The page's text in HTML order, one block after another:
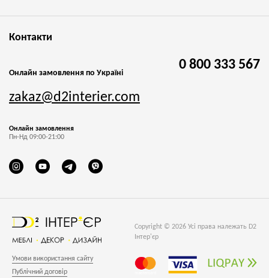
Copyright © 2026 Усі права належать D2
Інтер'єр
Умови використання сайту
Публічний договір
Контакти
Онлайн замовлення по Україні
0 800 333 567
zakaz@d2interier.com
Онлайн замовлення
Пн-Нд 09:00-21:00